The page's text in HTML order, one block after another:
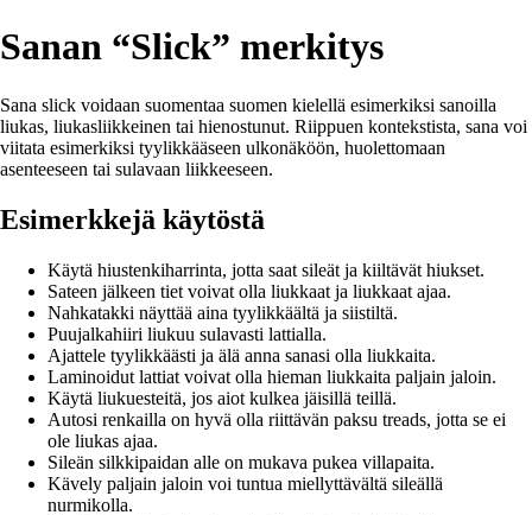
Sanan “Slick” merkitys
Sana slick voidaan suomentaa suomen kielellä esimerkiksi sanoilla
liukas, liukasliikkeinen tai hienostunut. Riippuen kontekstista, sana voi
viitata esimerkiksi tyylikkääseen ulkonäköön, huolettomaan
asenteeseen tai sulavaan liikkeeseen.
Esimerkkejä käytöstä
Käytä hiustenkiharrinta, jotta saat sileät ja kiiltävät hiukset.
Sateen jälkeen tiet voivat olla liukkaat ja liukkaat ajaa.
Nahkatakki näyttää aina tyylikkäältä ja siistiltä.
Puujalkahiiri liukuu sulavasti lattialla.
Ajattele tyylikkäästi ja älä anna sanasi olla liukkaita.
Laminoidut lattiat voivat olla hieman liukkaita paljain jaloin.
Käytä liukuesteitä, jos aiot kulkea jäisillä teillä.
Autosi renkailla on hyvä olla riittävän paksu treads, jotta se ei
ole liukas ajaa.
Sileän silkkipaidan alle on mukava pukea villapaita.
Kävely paljain jaloin voi tuntua miellyttävältä sileällä
nurmikolla.